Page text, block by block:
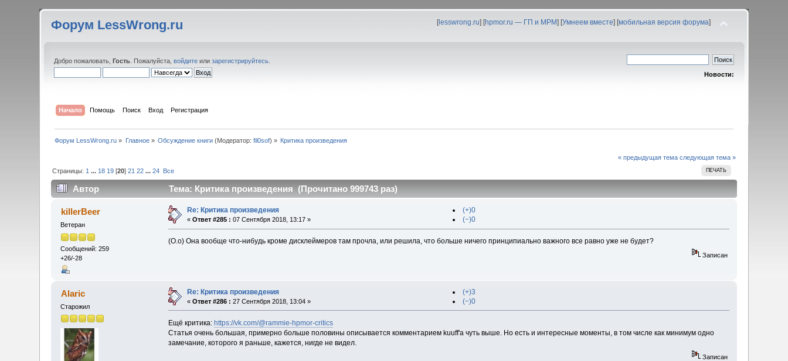
Форум LessWrong.ru [lesswrong.ru] [hpmor.ru — ГП и МРМ] [Умнеем вместе] [мобильная версия форума]
Добро пожаловать,Гость . Пожалуйста,войдите илизарегистрируйтесь
Новости:
Начало Помощь Поиск Вход Регистрация
Форум LessWrong.ru » Главное» Обсуждение книги (Модератор:fil0sof) » Критика произведения
« предыдущая тема следующая тема »
ПЕЧАТЬ
Страницы: 1 ... 18 19 [20]21 22 ...24 Все
Автор Тема: Критика произведения (Прочитано 999743 раз)
killerBeer
Ветеран
Сообщений: 259
+26/-28
Re: Критика произведения
«Ответ #285 : 07 Сентября 2018, 13:17 »
(+)0
(−)0
(O.o) Она вообще что-нибудь кроме дисклеймеров там прочла, или решила, что больше ничего принципиально важного все равно уже не будет?
Записан
Alaric
Старожил
Re: Критика произведения
«Ответ #286 : 27 Сентября 2018, 13:04 »
(+)3
(−)0
Ещё критика: https://vk.com/@rammie-hpmor-critics
Статья очень большая, примерно больше половины описывается комментарием kuuff'а чуть выше. Но есть и интересные моменты, в том числе как минимум одно
замечание, которого я раньше, кажется, нигде не видел.
Записан